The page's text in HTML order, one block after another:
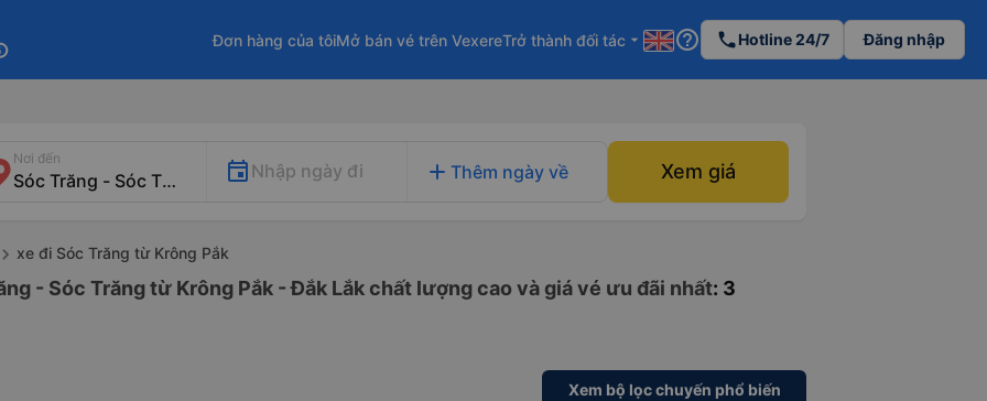
Đơn hàng của tôiMở bán vé trên VexereTrở thành đối tác arrow_drop_down help_outline phoneHotline 24/7 Đăng nhập
Nơi đến
Nhập ngày đi add Thêm ngày về Xem giá
xe đi Sóc Trăng từ Krông Pắk
- Sóc Trăng từ Krông Pắk - Đắk Lắk chất lượng cao và giá vé ưu đãi nhất: 3
Xem bộ lọc chuyến phổ biến